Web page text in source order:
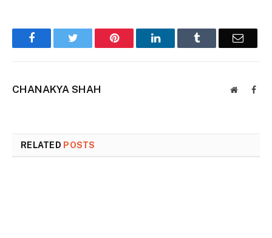
FacebookTwitter Pinterest LinkedInTumblr Email
CHANAKYA SHAH Website
RELATED POSTS